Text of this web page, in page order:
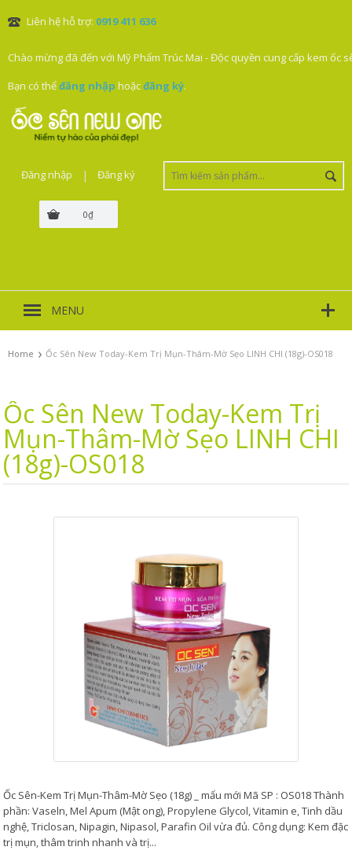
Liên hệ hỗ trợ: 0919 411 636
Chào mừng đã đến với Mỹ Phẩm Trúc Mai - Độc quyền cung cấp kem ốc
Bạn có thểđăng nhập hoặcđăng ký.
0₫
Đăng nhập | Đăng ký
MENU
Home › Ốc Sên New Today-Kem Trị Mụn-Thâm-Mờ Sẹo LINH CHI (18g)-OS018
Ốc Sên New Today-Kem Trị
Mụn-Thâm-Mờ Sẹo LINH CHI
(18g)-OS018
Ốc Sên-Kem Trị Mụn-Thâm-Mờ Sẹo (18g) _ mẩu mới Mã SP : OS018 Thành
phần: Vaseln, Mel Apum (Mật ong), Propylene Glycol, Vitamin e, Tinh dầu
nghệ, Triclosan, Nipagin, Nipasol, Parafin Oil vừa đủ. Công dụng: Kem đặc
trị mụn, thâm trinh nhanh và trị...